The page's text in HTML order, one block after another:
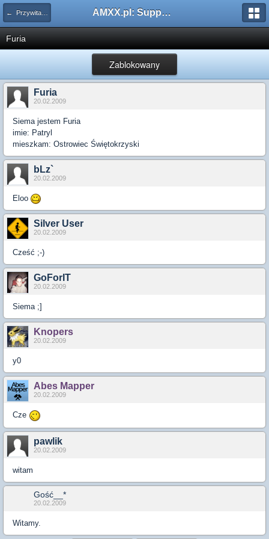
← Przywitaj się AMXX.pl: Support AMX Mod X i SourceMod
Furia
Zablokowany
Furia
20.02.2009
Siema jestem Furia
imie: Patryl
mieszkam: Ostrowiec Świętokrzyski
bLz`
20.02.2009
Eloo
Silver User
20.02.2009
Cześć ;-)
GoForIT
20.02.2009
Siema ;]
Knopers
20.02.2009
y0
Abes Mapper
20.02.2009
Cze
pawlik
20.02.2009
witam
Gość__*
20.02.2009
Witamy.